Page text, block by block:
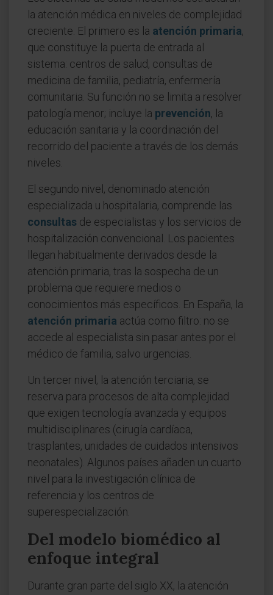
la atención médica en niveles de complejidad
creciente. El primero es la atención primaria,
que constituye la puerta de entrada al
sistema: centros de salud, consultas de
medicina de familia, pediatría, enfermería
comunitaria. Su función no se limita a resolver
patología menor; incluye la prevención, la
educación sanitaria y la coordinación del
recorrido del paciente a través de los demás
niveles.
El segundo nivel, denominado atención
especializada u hospitalaria, comprende las
consultas de especialistas y los servicios de
hospitalización convencional. Los pacientes
llegan habitualmente derivados desde la
atención primaria, tras la sospecha de un
problema que requiere medios o
conocimientos más específicos. En España, la
atención primaria actúa como filtro: no se
accede al especialista sin pasar antes por el
médico de familia, salvo urgencias.
Un tercer nivel, la atención terciaria, se
reserva para procesos de alta complejidad
que exigen tecnología avanzada y equipos
multidisciplinares (cirugía cardíaca,
trasplantes, unidades de cuidados intensivos
neonatales). Algunos países añaden un cuarto
nivel para la investigación clínica de
referencia y los centros de
superespecialización.
Del modelo biomédico al
enfoque integral
Durante gran parte del siglo XX, la atención